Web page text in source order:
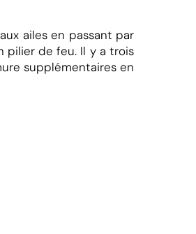
ailes en passant par
pilier de feu. Il y a trois
supplémentaires en